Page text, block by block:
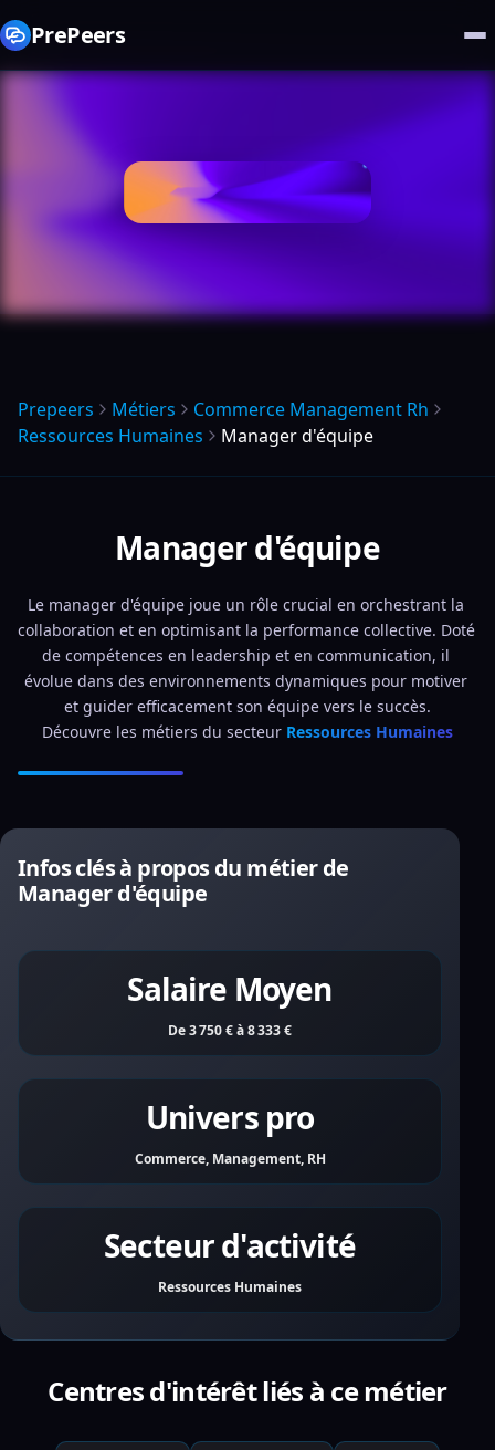
PrePeers
Prepeers Métiers
Commerce Management Rh
Ressources Humaines
Manager d'équipe
Manager d'équipe
Le manager d'équipe joue un rôle crucial en orchestrant la
collaboration et en optimisant la performance collective. Doté
de compétences en leadership et en communication, il
évolue dans des environnements dynamiques pour motiver
et guider efficacement son équipe vers le succès.
Découvre les métiers du secteur Ressources Humaines
Infos clés à propos du métier de
Manager d'équipe
Salaire Moyen
De 3 750 € à 8 333 €
Univers pro
Commerce, Management, RH
Secteur d'activité
Ressources Humaines
Centres d'intérêt liés à ce métier